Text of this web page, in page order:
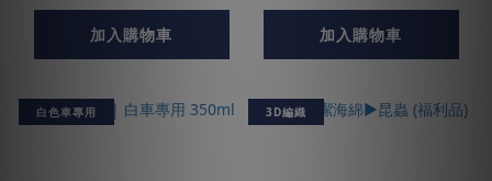
加入購物車 加入購物車
白色車專用 3D編織